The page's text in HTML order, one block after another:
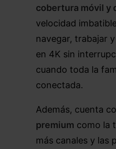
cobertura móvil y
velocidad
navegar, trabajar
en 4K sin
cuando toda la
conectada.
Además, cuenta
premium como la
más canales y las